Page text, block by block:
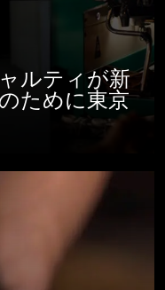
ルティが新
ために東京